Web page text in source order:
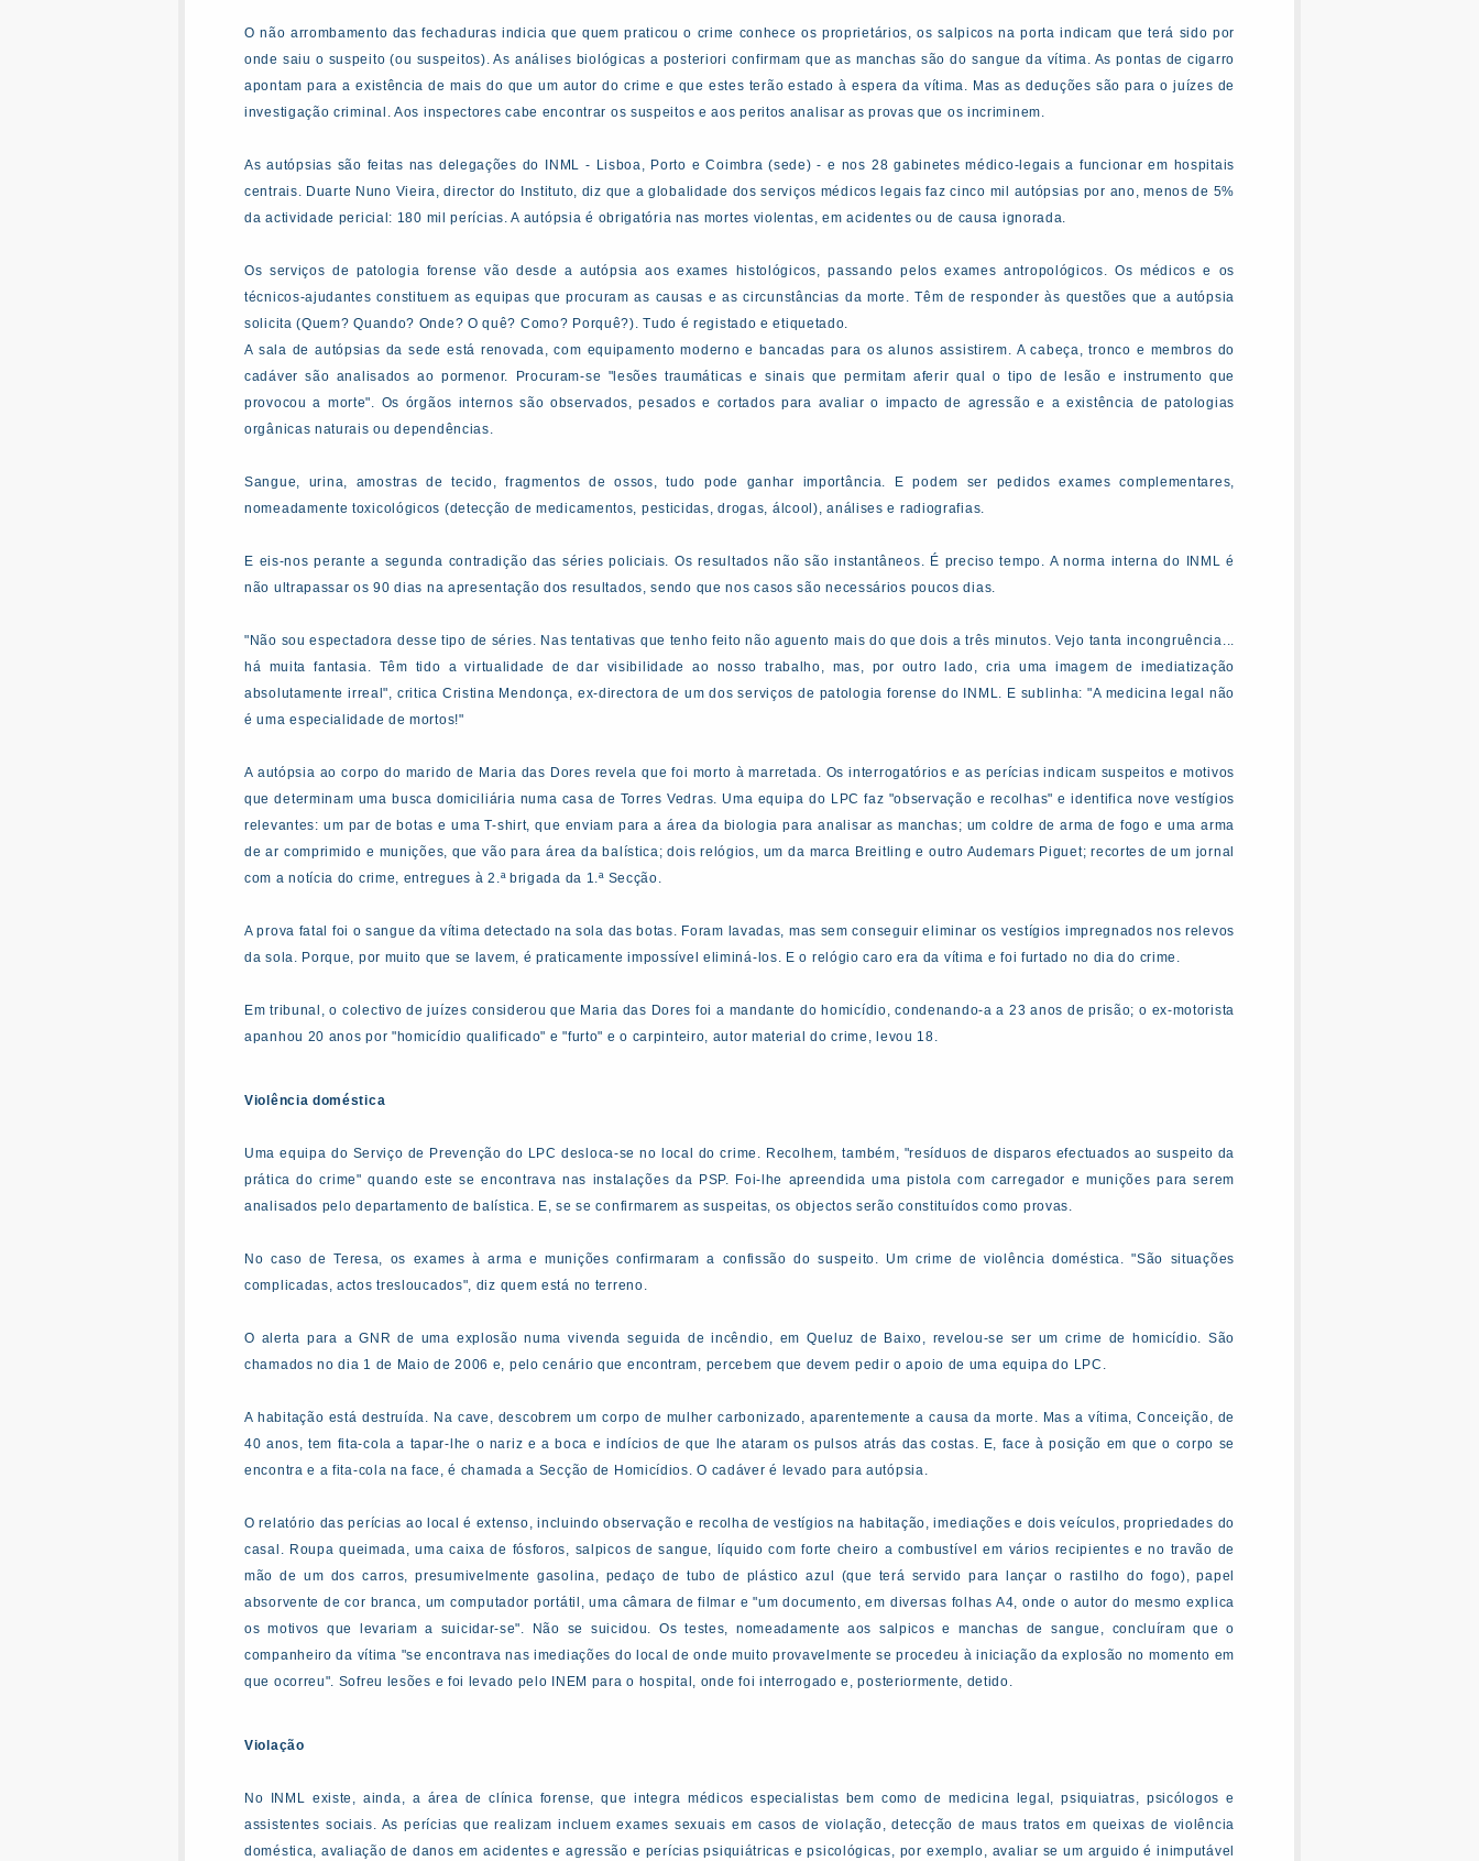
O não arrombamento das fechaduras indicia que quem praticou o crime conhece os proprietários, os salpicos na porta indicam que terá sido por
onde saiu o suspeito (ou suspeitos). As análises biológicas a posteriori confirmam que as manchas são do sangue da vítima. As pontas de cigarro
apontam para a existência de mais do que um autor do crime e que estes terão estado à espera da vítima. Mas as deduções são para o juízes de
investigação criminal. Aos inspectores cabe encontrar os suspeitos e aos peritos analisar as provas que os incriminem.
As autópsias são feitas nas delegações do INML - Lisboa, Porto e Coimbra (sede) - e nos 28 gabinetes médico-legais a funcionar em hospitais
centrais. Duarte Nuno Vieira, director do Instituto, diz que a globalidade dos serviços médicos legais faz cinco mil autópsias por ano, menos de 5%
da actividade pericial: 180 mil perícias. A autópsia é obrigatória nas mortes violentas, em acidentes ou de causa ignorada.
Os serviços de patologia forense vão desde a autópsia aos exames histológicos, passando pelos exames antropológicos. Os médicos e os
técnicos-ajudantes constituem as equipas que procuram as causas e as circunstâncias da morte. Têm de responder às questões que a autópsia
solicita (Quem? Quando? Onde? O quê? Como? Porquê?). Tudo é registado e etiquetado.
A sala de autópsias da sede está renovada, com equipamento moderno e bancadas para os alunos assistirem. A cabeça, tronco e membros do
cadáver são analisados ao pormenor. Procuram-se "lesões traumáticas e sinais que permitam aferir qual o tipo de lesão e instrumento que
provocou a morte". Os órgãos internos são observados, pesados e cortados para avaliar o impacto de agressão e a existência de patologias
orgânicas naturais ou dependências.
Sangue, urina, amostras de tecido, fragmentos de ossos, tudo pode ganhar importância. E podem ser pedidos exames complementares,
nomeadamente toxicológicos (detecção de medicamentos, pesticidas, drogas, álcool), análises e radiografias.
E eis-nos perante a segunda contradição das séries policiais. Os resultados não são instantâneos. É preciso tempo. A norma interna do INML é
não ultrapassar os 90 dias na apresentação dos resultados, sendo que nos casos são necessários poucos dias.
"Não sou espectadora desse tipo de séries. Nas tentativas que tenho feito não aguento mais do que dois a três minutos. Vejo tanta incongruência...
há muita fantasia. Têm tido a virtualidade de dar visibilidade ao nosso trabalho, mas, por outro lado, cria uma imagem de imediatização
absolutamente irreal", critica Cristina Mendonça, ex-directora de um dos serviços de patologia forense do INML. E sublinha: "A medicina legal não
é uma especialidade de mortos!"
A autópsia ao corpo do marido de Maria das Dores revela que foi morto à marretada. Os interrogatórios e as perícias indicam suspeitos e motivos
que determinam uma busca domiciliária numa casa de Torres Vedras. Uma equipa do LPC faz "observação e recolhas" e identifica nove vestígios
relevantes: um par de botas e uma T-shirt, que enviam para a área da biologia para analisar as manchas; um coldre de arma de fogo e uma arma
de ar comprimido e munições, que vão para área da balística; dois relógios, um da marca Breitling e outro Audemars Piguet; recortes de um jornal
com a notícia do crime, entregues à 2.ª brigada da 1.ª Secção.
A prova fatal foi o sangue da vítima detectado na sola das botas. Foram lavadas, mas sem conseguir eliminar os vestígios impregnados nos relevos
da sola. Porque, por muito que se lavem, é praticamente impossível eliminá-los. E o relógio caro era da vítima e foi furtado no dia do crime.
Em tribunal, o colectivo de juízes considerou que Maria das Dores foi a mandante do homicídio, condenando-a a 23 anos de prisão; o ex-motorista
apanhou 20 anos por "homicídio qualificado" e "furto" e o carpinteiro, autor material do crime, levou 18.
Violência doméstica
Uma equipa do Serviço de Prevenção do LPC desloca-se no local do crime. Recolhem, também, "resíduos de disparos efectuados ao suspeito da
prática do crime" quando este se encontrava nas instalações da PSP. Foi-lhe apreendida uma pistola com carregador e munições para serem
analisados pelo departamento de balística. E, se se confirmarem as suspeitas, os objectos serão constituídos como provas.
No caso de Teresa, os exames à arma e munições confirmaram a confissão do suspeito. Um crime de violência doméstica. "São situações
complicadas, actos tresloucados", diz quem está no terreno.
O alerta para a GNR de uma explosão numa vivenda seguida de incêndio, em Queluz de Baixo, revelou-se ser um crime de homicídio. São
chamados no dia 1 de Maio de 2006 e, pelo cenário que encontram, percebem que devem pedir o apoio de uma equipa do LPC.
A habitação está destruída. Na cave, descobrem um corpo de mulher carbonizado, aparentemente a causa da morte. Mas a vítima, Conceição, de
40 anos, tem fita-cola a tapar-lhe o nariz e a boca e indícios de que lhe ataram os pulsos atrás das costas. E, face à posição em que o corpo se
encontra e a fita-cola na face, é chamada a Secção de Homicídios. O cadáver é levado para autópsia.
O relatório das perícias ao local é extenso, incluindo observação e recolha de vestígios na habitação, imediações e dois veículos, propriedades do
casal. Roupa queimada, uma caixa de fósforos, salpicos de sangue, líquido com forte cheiro a combustível em vários recipientes e no travão de
mão de um dos carros, presumivelmente gasolina, pedaço de tubo de plástico azul (que terá servido para lançar o rastilho do fogo), papel
absorvente de cor branca, um computador portátil, uma câmara de filmar e "um documento, em diversas folhas A4, onde o autor do mesmo explica
os motivos que levariam a suicidar-se". Não se suicidou. Os testes, nomeadamente aos salpicos e manchas de sangue, concluíram que o
companheiro da vítima "se encontrava nas imediações do local de onde muito provavelmente se procedeu à iniciação da explosão no momento em
que ocorreu". Sofreu lesões e foi levado pelo INEM para o hospital, onde foi interrogado e, posteriormente, detido.
Violação
No INML existe, ainda, a área de clínica forense, que integra médicos especialistas bem como de medicina legal, psiquiatras, psicólogos e
assistentes sociais. As perícias que realizam incluem exames sexuais em casos de violação, detecção de maus tratos em queixas de violência
doméstica, avaliação de danos em acidentes e agressão e perícias psiquiátricas e psicológicas, por exemplo, avaliar se um arguido é inimputável